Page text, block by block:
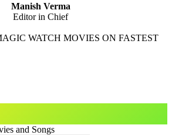
Manish Verma
Editor in Chief
WATCH MOVIES ON FASTEST
and Songs